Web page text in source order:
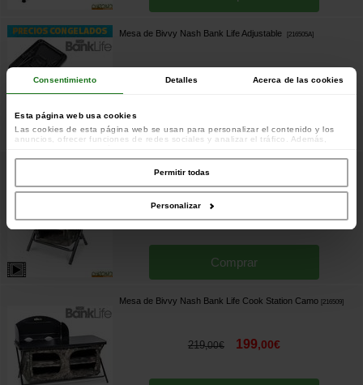
Consentimiento Detalles Acerca de las cookies
Esta página web usa cookies
Las cookies de esta página web se usan para personalizar el contenido y los
anuncios, ofrecer funciones de redes sociales y analizar el tráfico. Además,
colaboradores de redes sociales, publicidad y análisis web, quienes pueden
combinarla con otra información que les haya proporcionado o que hayan
recopilado a partir del uso que haya hecho de sus servicios.
Permitir todas
Personalizar
Mesa de Bivvy Nash Bank Life Adjustable [216505A]
109
Comprar
216507]
109
Comprar
Mesa de Bivvy Nash Bank Life Cook Station Camo [216509]
219,00€ 199,00€